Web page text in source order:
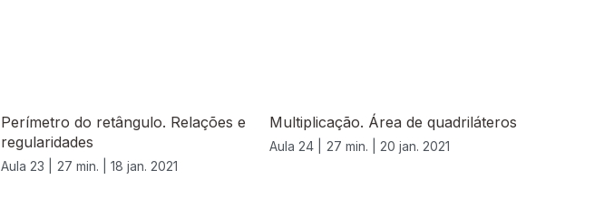
Perímetro do retângulo. Relações e
regularidades
Aula 23 | 27 min. | 18 jan. 2021
Multiplicação. Área de quadriláteros
Aula 24 | 27 min. | 20 jan. 2021